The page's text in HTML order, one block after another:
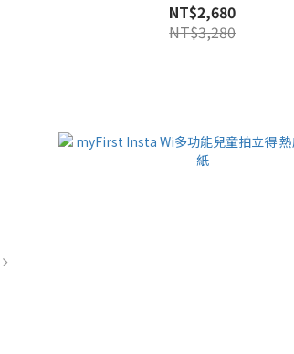
NT$2,680
NT$3,280